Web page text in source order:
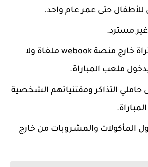
للأطفال حتى عمر عام واحد.
مسترد.
التذاكر المشتراة خارج منصة webook ملغاة ولا
ملعب المباراة.
حاملي التذاكر ومقتنياتهم الشخصية
المأكولات والمشروبات من خارج